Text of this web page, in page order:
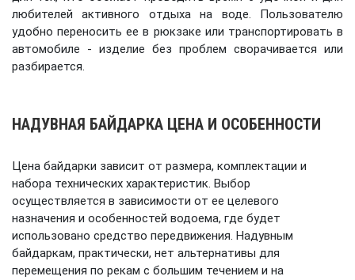
любителей активного отдыха на воде. Пользователю
удобно переносить ее в рюкзаке или транспортировать в
автомобиле - изделие без проблем сворачивается или
разбирается.
НАДУВНАЯ БАЙДАРКА ЦЕНА И ОСОБЕННОСТИ
Цена байдарки зависит от размера, комплектации и
набора технических характеристик. Выбор
осуществляется в зависимости от ее целевого
назначения и особенностей водоема, где будет
использовано средство передвижения. Надувным
байдаркам, практически, нет альтернативы для
перемещения по рекам с большим течением и на